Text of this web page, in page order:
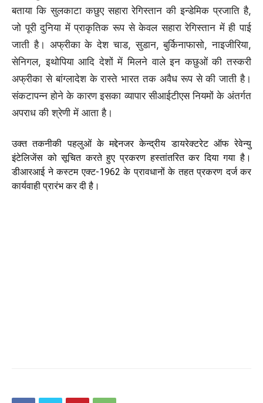
बताया कि सुलकाटा कछुए सहारा रेगिस्तान की इन्डेमिक प्रजाति है,
जो पूरी दुनिया में प्राकृतिक रूप से केवल सहारा रेगिस्तान में ही पाई
जाती है। अफ्रीका के देश चाड, सुडान, बुर्किनाफासो, नाइजीरिया,
सेनिगल, इथोपिया आदि देशों में मिलने वाले इन कछुओं की तस्करी
अफ्रीका से बांग्लादेश के रास्ते भारत तक अवैध रूप से की जाती है।
संकटापन्न होने के कारण इसका व्यापार सीआईटीएस नियमों के अंतर्गत
अपराध की श्रेणी में आता है।
उक्त तकनीकी पहलुओं के मद्देनजर केन्द्रीय डायरेक्टरेट ऑफ रेवेन्यु
इंटेलिजेंस को सूचित करते हुए प्रकरण हस्तांतरित कर दिया गया है।
डीआरआई ने कस्टम एक्ट-1962 के प्रावधानों के तहत प्रकरण दर्ज कर
कार्यवाही प्रारंभ कर दी है।